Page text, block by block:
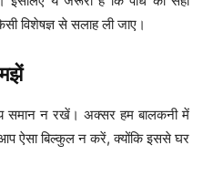
विशेषज्ञ से सलाह ली जाए।
समान न रखें। अक्सर हम बालकनी में
ऐसा बिल्कुल न करें, क्योंकि इससे घर